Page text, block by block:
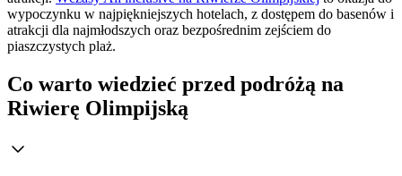
wypoczynku w najpiękniejszych hotelach, z dostępem do basenów i
atrakcji dla najmłodszych oraz bezpośrednim zejściem do
piaszczystych plaż.
Co warto wiedzieć przed podróżą na
Riwierę Olimpijską